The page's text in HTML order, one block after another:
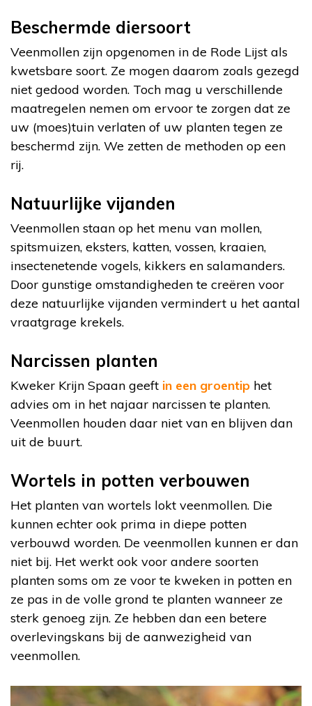
Beschermde diersoort
Veenmollen zijn opgenomen in de Rode Lijst als
kwetsbare soort. Ze mogen daarom zoals gezegd
niet gedood worden. Toch mag u verschillende
maatregelen nemen om ervoor te zorgen dat ze
uw (moes)tuin verlaten of uw planten tegen ze
beschermd zijn. We zetten de methoden op een
rij.
Natuurlijke vijanden
Veenmollen staan op het menu van mollen,
spitsmuizen, eksters, katten, vossen, kraaien,
insectenetende vogels, kikkers en salamanders.
Door gunstige omstandigheden te creëren voor
deze natuurlijke vijanden vermindert u het aantal
vraatgrage krekels.
Narcissen planten
Kweker Krijn Spaan geeft in een groentip het
advies om in het najaar narcissen te planten.
Veenmollen houden daar niet van en blijven dan
uit de buurt.
Wortels in potten verbouwen
Het planten van wortels lokt veenmollen. Die
kunnen echter ook prima in diepe potten
verbouwd worden. De veenmollen kunnen er dan
niet bij. Het werkt ook voor andere soorten
planten soms om ze voor te kweken in potten en
ze pas in de volle grond te planten wanneer ze
sterk genoeg zijn. Ze hebben dan een betere
overlevingskans bij de aanwezigheid van
veenmollen.